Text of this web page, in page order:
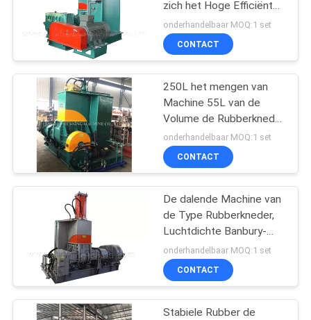
GEVALLEN
SITEMAP
PRIVACY
POLICY
zich het Hoge Efficiënte
Butylrubber Mengen
onderhandelbaar MOQ:1 set
CONTACT
250L het mengen van
Machine 55L van de
Volume de Rubberkneder
voor Rubber die Ce-SGS
mengen
onderhandelbaar MOQ:1 set
CONTACT
De dalende Machine van
de Type Rubberkneder,
Luchtdichte Banbury-
Machine Rubbermixer
onderhandelbaar MOQ:1 set
CONTACT
Stabiele Rubber de